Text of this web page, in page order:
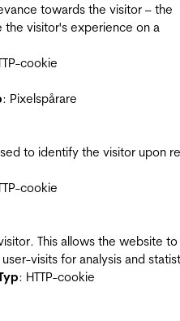
towards the visitor – the
visitor's experience on a
cookie
: Pixelspårare
to identify the visitor upon
cookie
This allows the website to
visits for analysis and
: HTTP-cookie